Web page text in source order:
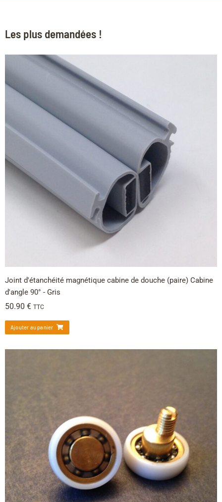
Les plus demandées !
Joint d'étanchéité magnétique cabine de douche (paire) Cabine
d'angle 90° - Gris
50.90 € TTC
Ajouter au panier